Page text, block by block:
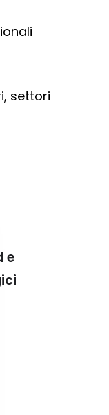
settori
e